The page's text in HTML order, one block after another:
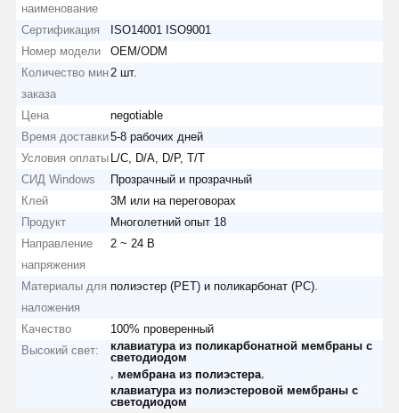
наименование
Сертификация
ISO14001 ISO9001
Номер модели
OEM/ODM
Количество мин
заказа
2 шт.
Цена
negotiable
Время доставки5-8 рабочих дней
Условия оплаты L/C, D/A, D/P, T/T
СИД Windows
Прозрачный и прозрачный
Клей
3M или на переговорах
Продукт
Многолетний опыт 18
Направление
напряжения
2 ~ 24 В
Материалы для
наложения
полиэстер (PET) и поликарбонат (PC).
Качество
100% проверенный
Высокий свет:
клавиатура из поликарбонатной мембраны с
светодиодом
мембрана из полиэстера
клавиатура из полиэстеровой мембраны с
светодиодом